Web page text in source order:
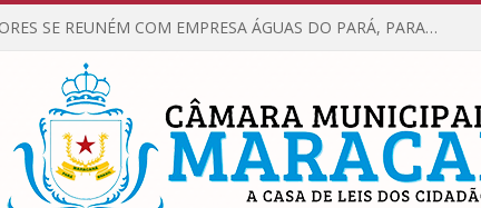
VEREADORES SE REUNÉM COM EMPRESA ÁGUAS DO PARÁ, PARA APRESENTAR REIVINDICAÇÕES E MELHORIAS NA QUALIDADE DOS SERVIÇOS OFERECIDOS Á POPULAÇÃO.